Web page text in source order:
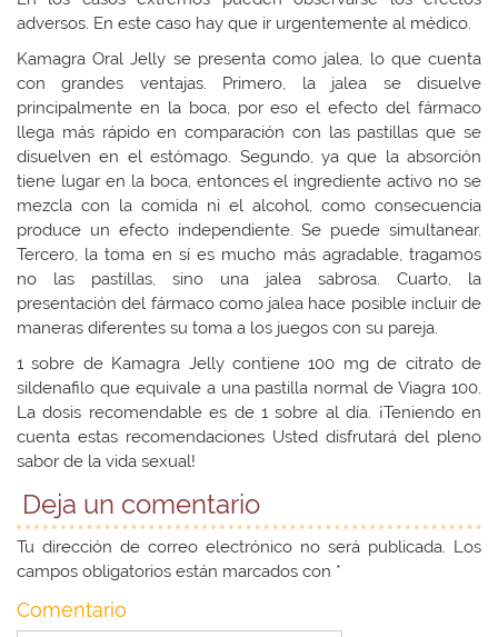
adversos. En este caso hay que ir urgentemente al médico.
Kamagra Oral Jelly se presenta como jalea, lo que cuenta
con grandes ventajas. Primero, la jalea se disuelve
principalmente en la boca, por eso el efecto del fármaco
llega más rápido en comparación con las pastillas que se
disuelven en el estómago. Segundo, ya que la absorción
tiene lugar en la boca, entonces el ingrediente activo no se
mezcla con la comida ni el alcohol, como consecuencia
produce un efecto independiente. Se puede simultanear.
Tercero, la toma en sí es mucho más agradable, tragamos
no las pastillas, sino una jalea sabrosa. Cuarto, la
presentación del fármaco como jalea hace posible incluir de
maneras diferentes su toma a los juegos con su pareja.
1 sobre de Kamagra Jelly contiene 100 mg de citrato de
sildenafilo que equivale a una pastilla normal de Viagra 100.
La dosis recomendable es de 1 sobre al día. ¡Teniendo en
cuenta estas recomendaciones Usted disfrutará del pleno
sabor de la vida sexual!
Deja un comentario
Tu dirección de correo electrónico no será publicada. Los
campos obligatorios están marcados con *
Comentario